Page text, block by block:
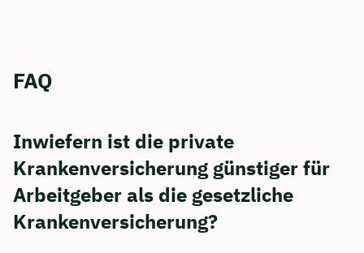
FAQ
Inwiefern ist die private
Krankenversicherung günstiger für
Arbeitgeber als die gesetzliche
Krankenversicherung?